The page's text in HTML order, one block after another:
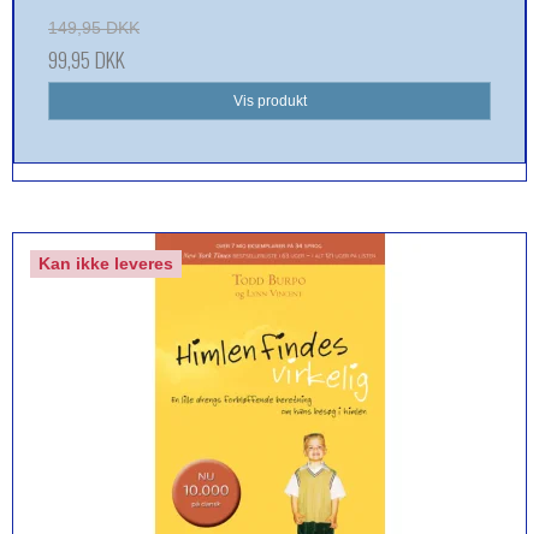
149,95 DKK
99,95 DKK
Vis produkt
Kan ikke leveres